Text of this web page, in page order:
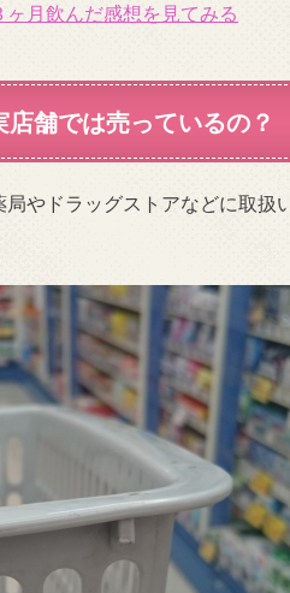
月飲んだ感想を見てみる
舗では売っているの？
やドラッグストアなどに取扱